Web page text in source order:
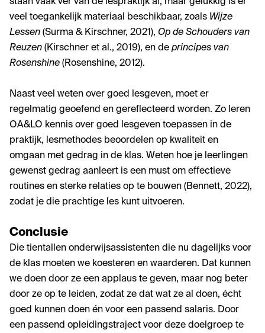
veel toegankelijk materiaal beschikbaar, zoals Wijze
Lessen (Surma & Kirschner, 2021), Op de Schouders van
Reuzen (Kirschner et al., 2019), en de principes van
Rosenshine (Rosenshine, 2012).
Naast veel weten over goed lesgeven, moet er
regelmatig geoefend en gereflecteerd worden. Zo leren
OA&LO kennis over goed lesgeven toepassen in de
praktijk, lesmethodes beoordelen op kwaliteit en
omgaan met gedrag in de klas. Weten hoe je leerlingen
gewenst gedrag aanleert is een must om effectieve
routines en sterke relaties op te bouwen (Bennett, 2022),
zodat je die prachtige les kunt uitvoeren.
Conclusie
Die tientallen onderwijsassistenten die nu dagelijks voor
de klas moeten we koesteren en waarderen. Dat kunnen
we doen door ze een applaus te geven, maar nog beter
door ze op te leiden, zodat ze dat wat ze al doen, écht
goed kunnen doen én voor een passend salaris. Door
een passend opleidingstraject voor deze doelgroep te